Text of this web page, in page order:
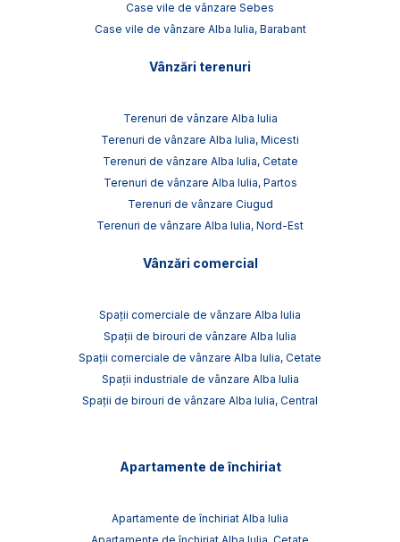
Case vile de vânzare Sebes
Case vile de vânzare Alba Iulia, Barabant
Vânzări terenuri
Terenuri de vânzare Alba Iulia
Terenuri de vânzare Alba Iulia, Micesti
Terenuri de vânzare Alba Iulia, Cetate
Terenuri de vânzare Alba Iulia, Partos
Terenuri de vânzare Ciugud
Terenuri de vânzare Alba Iulia, Nord-Est
Vânzări comercial
Spații comerciale de vânzare Alba Iulia
Spații de birouri de vânzare Alba Iulia
Spații comerciale de vânzare Alba Iulia, Cetate
Spații industriale de vânzare Alba Iulia
Spații de birouri de vânzare Alba Iulia, Central
Apartamente de închiriat
Apartamente de închiriat Alba Iulia